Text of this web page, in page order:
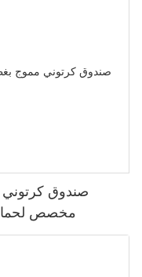
صندوق
مخصص